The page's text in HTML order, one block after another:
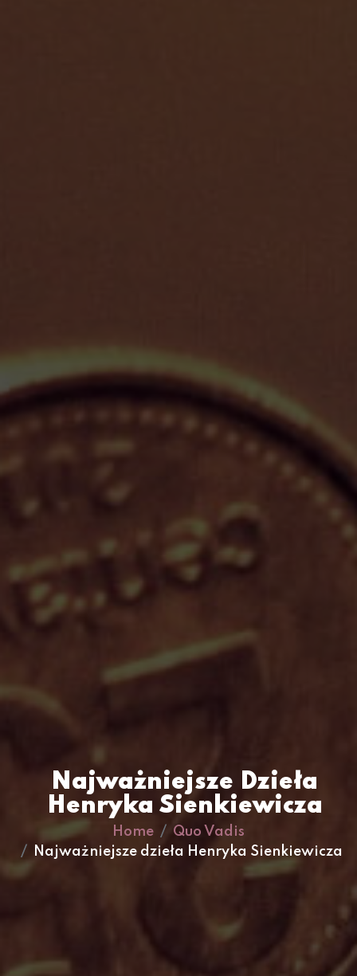
Najważniejsze Dzieła
Henryka Sienkiewicza
Home
Quo Vadis
Najważniejsze dzieła Henryka Sienkiewicza